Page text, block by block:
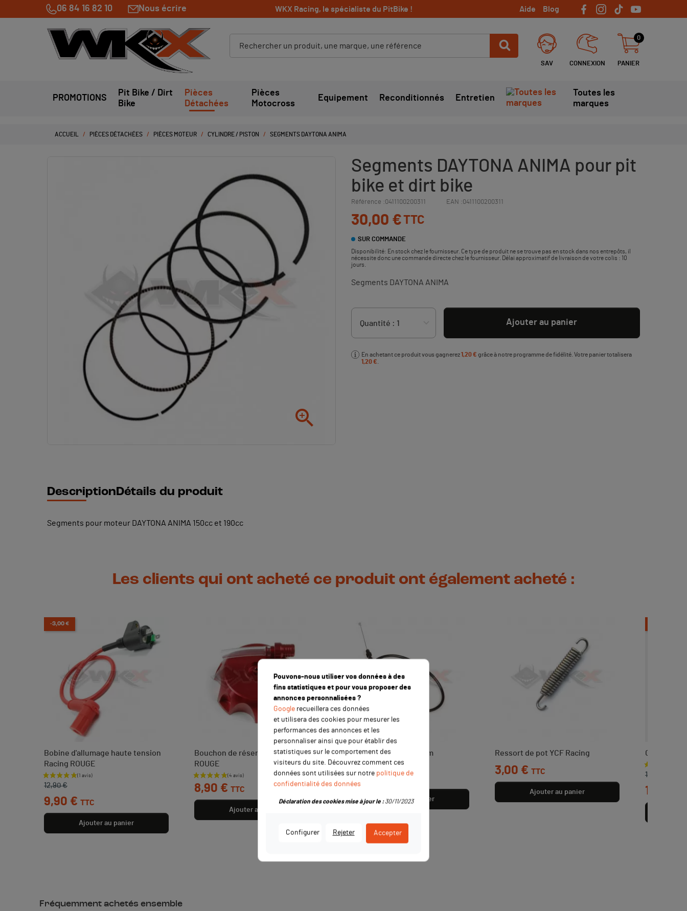
06 84 16 82 10 Nous écrire WKX Racing, le spécialiste du PitBike ! Aide Blog
SAV CONNEXION PANIER
0
PROMOTIONS
Pit Bike / Dirt
Bike
Pièces
Détachées
Pièces
Motocross
Equipement Reconditionnés Entretien
Toutes les
marques
ACCUEIL PIÈCES DÉTACHÉES PIÈCES MOTEUR CYLINDRE / PISTON SEGMENTS DAYTONA ANIMA

Segments DAYTONA ANIMA pour pit
bike et dirt bike
Référence :0411100200311 EAN :0411100200311
30,00 €TTC
SUR COMMANDE
Disponibilité: En stock chez le fournisseur. Ce type de produit ne se trouve pas en stock dans nos entrepôts, il
nécessite donc une commande directe chez le fournisseur. Délai approximatif de livraison de votre colis : 10
jours.
Segments DAYTONA ANIMA
Ajouter au panier
En achetant ce produit vous gagnerez1,20 € grâce à notre programme de fidélité. Votre panier totalisera
1,20 €
DescriptionDétails du produit
Segments pour moteur DAYTONA ANIMA 150cc et 190cc
Les clients qui ont acheté ce produit ont également acheté :
-3,00 €
Bobine d'allumage haute tension
Racing ROUGE
Prix de base
12,90 €
Prix
9,90 € TTC
Ajouter au panier
Bouchon de réservoir aluminium
ROUGE
Prix
8,90 € TTC
Ajouter au panier
Cable de gaz YCF 840mm
12,00 € TTC
Ajouter au panier
Ressort de pot YCF Racing
Prix
3,00 € TTC
Ajouter au panier
Guidon
Prix de
19,00 €
Prix
15,50 €
Fréquemment achetés ensemble
Pouvons-nous utiliser vos données à des
fins statistiques et pour vous proposer des
annonces personnalisées ?
Google recueillera ces données
et utilisera des cookies pour mesurer les
performances des annonces et les
personnaliser ainsi que pour établir des
statistiques sur le comportement des
visiteurs du site. Découvrez comment ces
données sont utilisées sur notre politique de
confidentialité des données
Configurer Rejeter Accepter
Déclaration des cookies mise à jour le :30/11/2023